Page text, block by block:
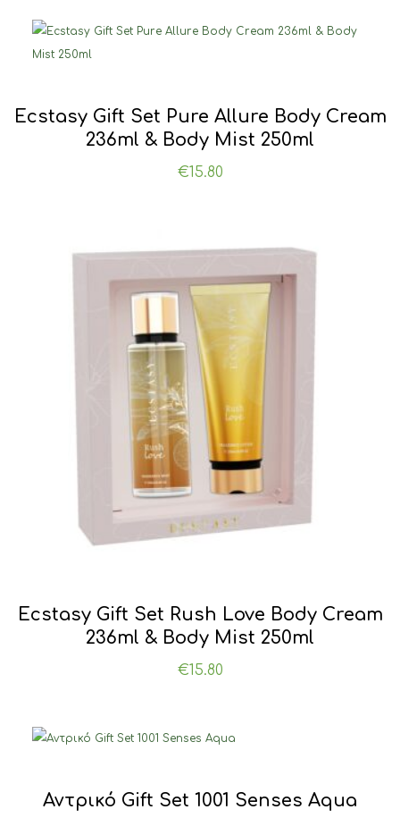
€34.50.
Ecstasy Gift Set Pure Allure Body Cream
236ml & Body Mist 250ml
€15.80
Ecstasy Gift Set Rush Love Body Cream
236ml & Body Mist 250ml
€15.80
Αντρικό Gift Set 1001 Senses Aqua